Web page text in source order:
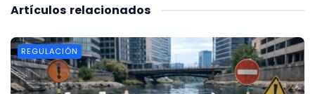
relacionados
Artículos
REGULACIÓN